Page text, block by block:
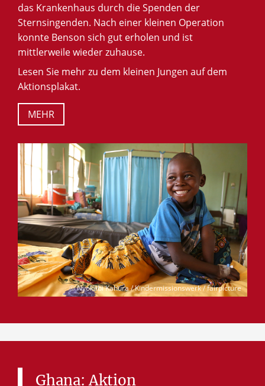
© Nyokabi Kahura / Kindermissionswerk / fairpicture
das Krankenhaus durch die Spenden der
Sternsingenden. Nach einer kleinen Operation
konnte Benson sich gut erholen und ist
mittlerweile wieder zuhause.
Lesen Sie mehr zu dem kleinen Jungen auf dem
Aktionsplakat.
MEHR
Ghana: Aktion